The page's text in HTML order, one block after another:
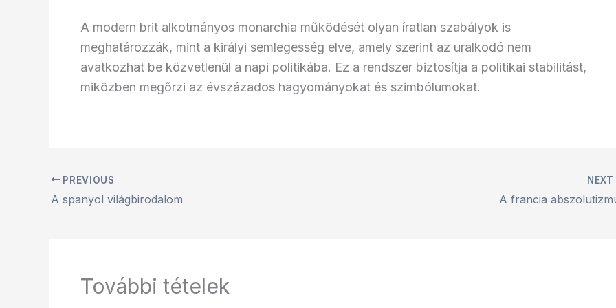
A modern brit alkotmányos monarchia működését olyan íratlan szabályok is
meghatározzák, mint a királyi semlegesség elve, amely szerint az uralkodó nem
avatkozhat be közvetlenül a napi politikába. Ez a rendszer biztosítja a politikai stabilitást,
miközben megőrzi az évszázados hagyományokat és szimbólumokat.
PREVIOUS
A spanyol világbirodalom
NEXT
A francia
További tételek